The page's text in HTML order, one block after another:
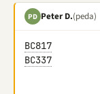
PD Peter D.(peda)
BC817
BC337